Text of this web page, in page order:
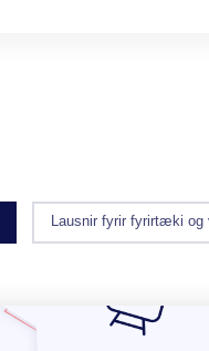
Lausnir fyrir fyrirtæki